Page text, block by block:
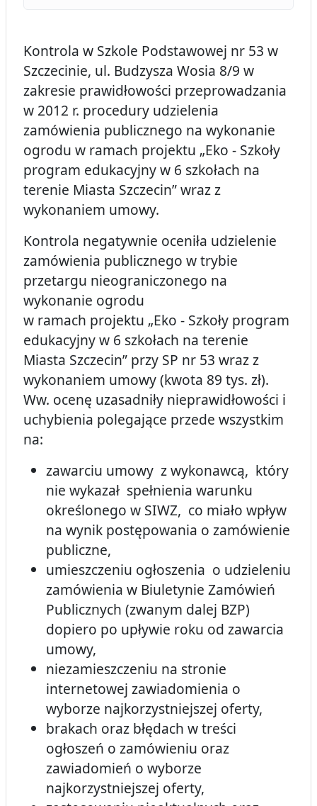
Kontrola w Szkole Podstawowej nr 53 w
Szczecinie, ul. Budzysza Wosia 8/9 w
zakresie prawidłowości przeprowadzania
w 2012 r. procedury udzielenia
zamówienia publicznego na wykonanie
ogrodu w ramach projektu „Eko - Szkoły
program edukacyjny w 6 szkołach na
terenie Miasta Szczecin” wraz z
wykonaniem umowy.
Kontrola negatywnie oceniła udzielenie
zamówienia publicznego w trybie
przetargu nieograniczonego na
wykonanie ogrodu
w ramach projektu „Eko - Szkoły program
edukacyjny w 6 szkołach na terenie
Miasta Szczecin” przy SP nr 53 wraz z
wykonaniem umowy (kwota 89 tys. zł).
Ww. ocenę uzasadniły nieprawidłowości i
uchybienia polegające przede wszystkim
na:
zawarciu umowy z wykonawcą, który
nie wykazał spełnienia warunku
określonego w SIWZ, co miało wpływ
na wynik postępowania o zamówienie
publiczne,
umieszczeniu ogłoszenia o udzieleniu
zamówienia w Biuletynie Zamówień
Publicznych (zwanym dalej BZP)
dopiero po upływie roku od zawarcia
umowy,
niezamieszczeniu na stronie
internetowej zawiadomienia o
wyborze najkorzystniejszej oferty,
brakach oraz błędach w treści
ogłoszeń o zamówieniu oraz
zawiadomień o wyborze
najkorzystniejszej oferty,